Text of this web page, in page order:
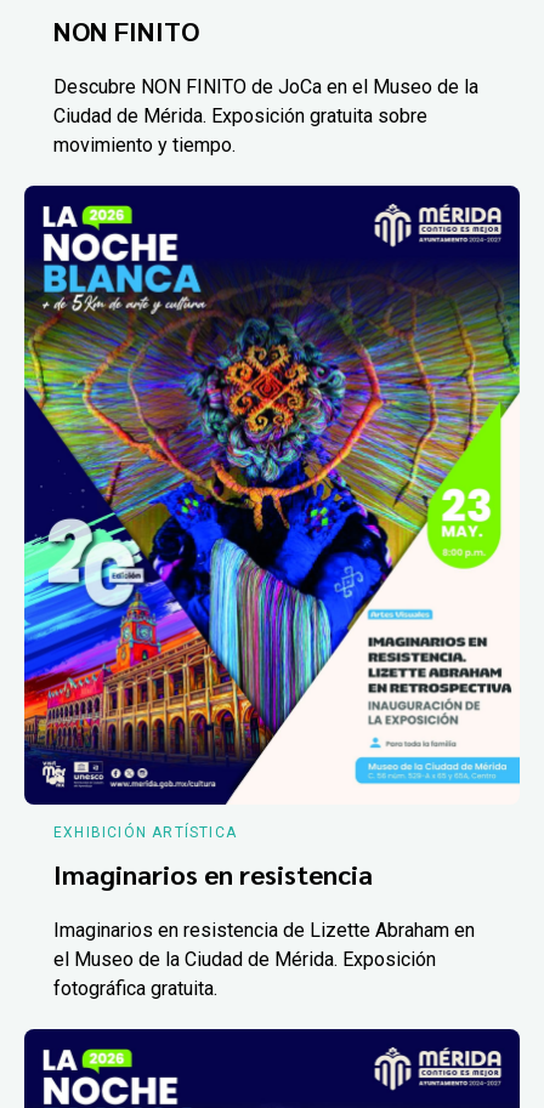
NON FINITO
Descubre NON FINITO de JoCa en el Museo de la
Ciudad de Mérida. Exposición gratuita sobre
movimiento y tiempo.
EXHIBICIÓN ARTÍSTICA
Imaginarios en resistencia
Imaginarios en resistencia de Lizette Abraham en
el Museo de la Ciudad de Mérida. Exposición
fotográfica gratuita.